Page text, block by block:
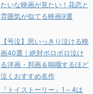
たいな映画が見たい！花恋と
雰囲気が似てる映画9選
【号泣】思いっきり泣ける映
画40選｜絶対ボロボロ泣け
る洋画・邦画＆嗚咽するほど
泣くおすすめ名作
『トイストーリー』1～4は